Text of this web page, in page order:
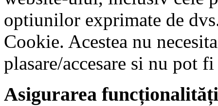
optiunilor exprimate de
Cookie. Acestea nu
plasare/accesare si nu pot
Asigurarea